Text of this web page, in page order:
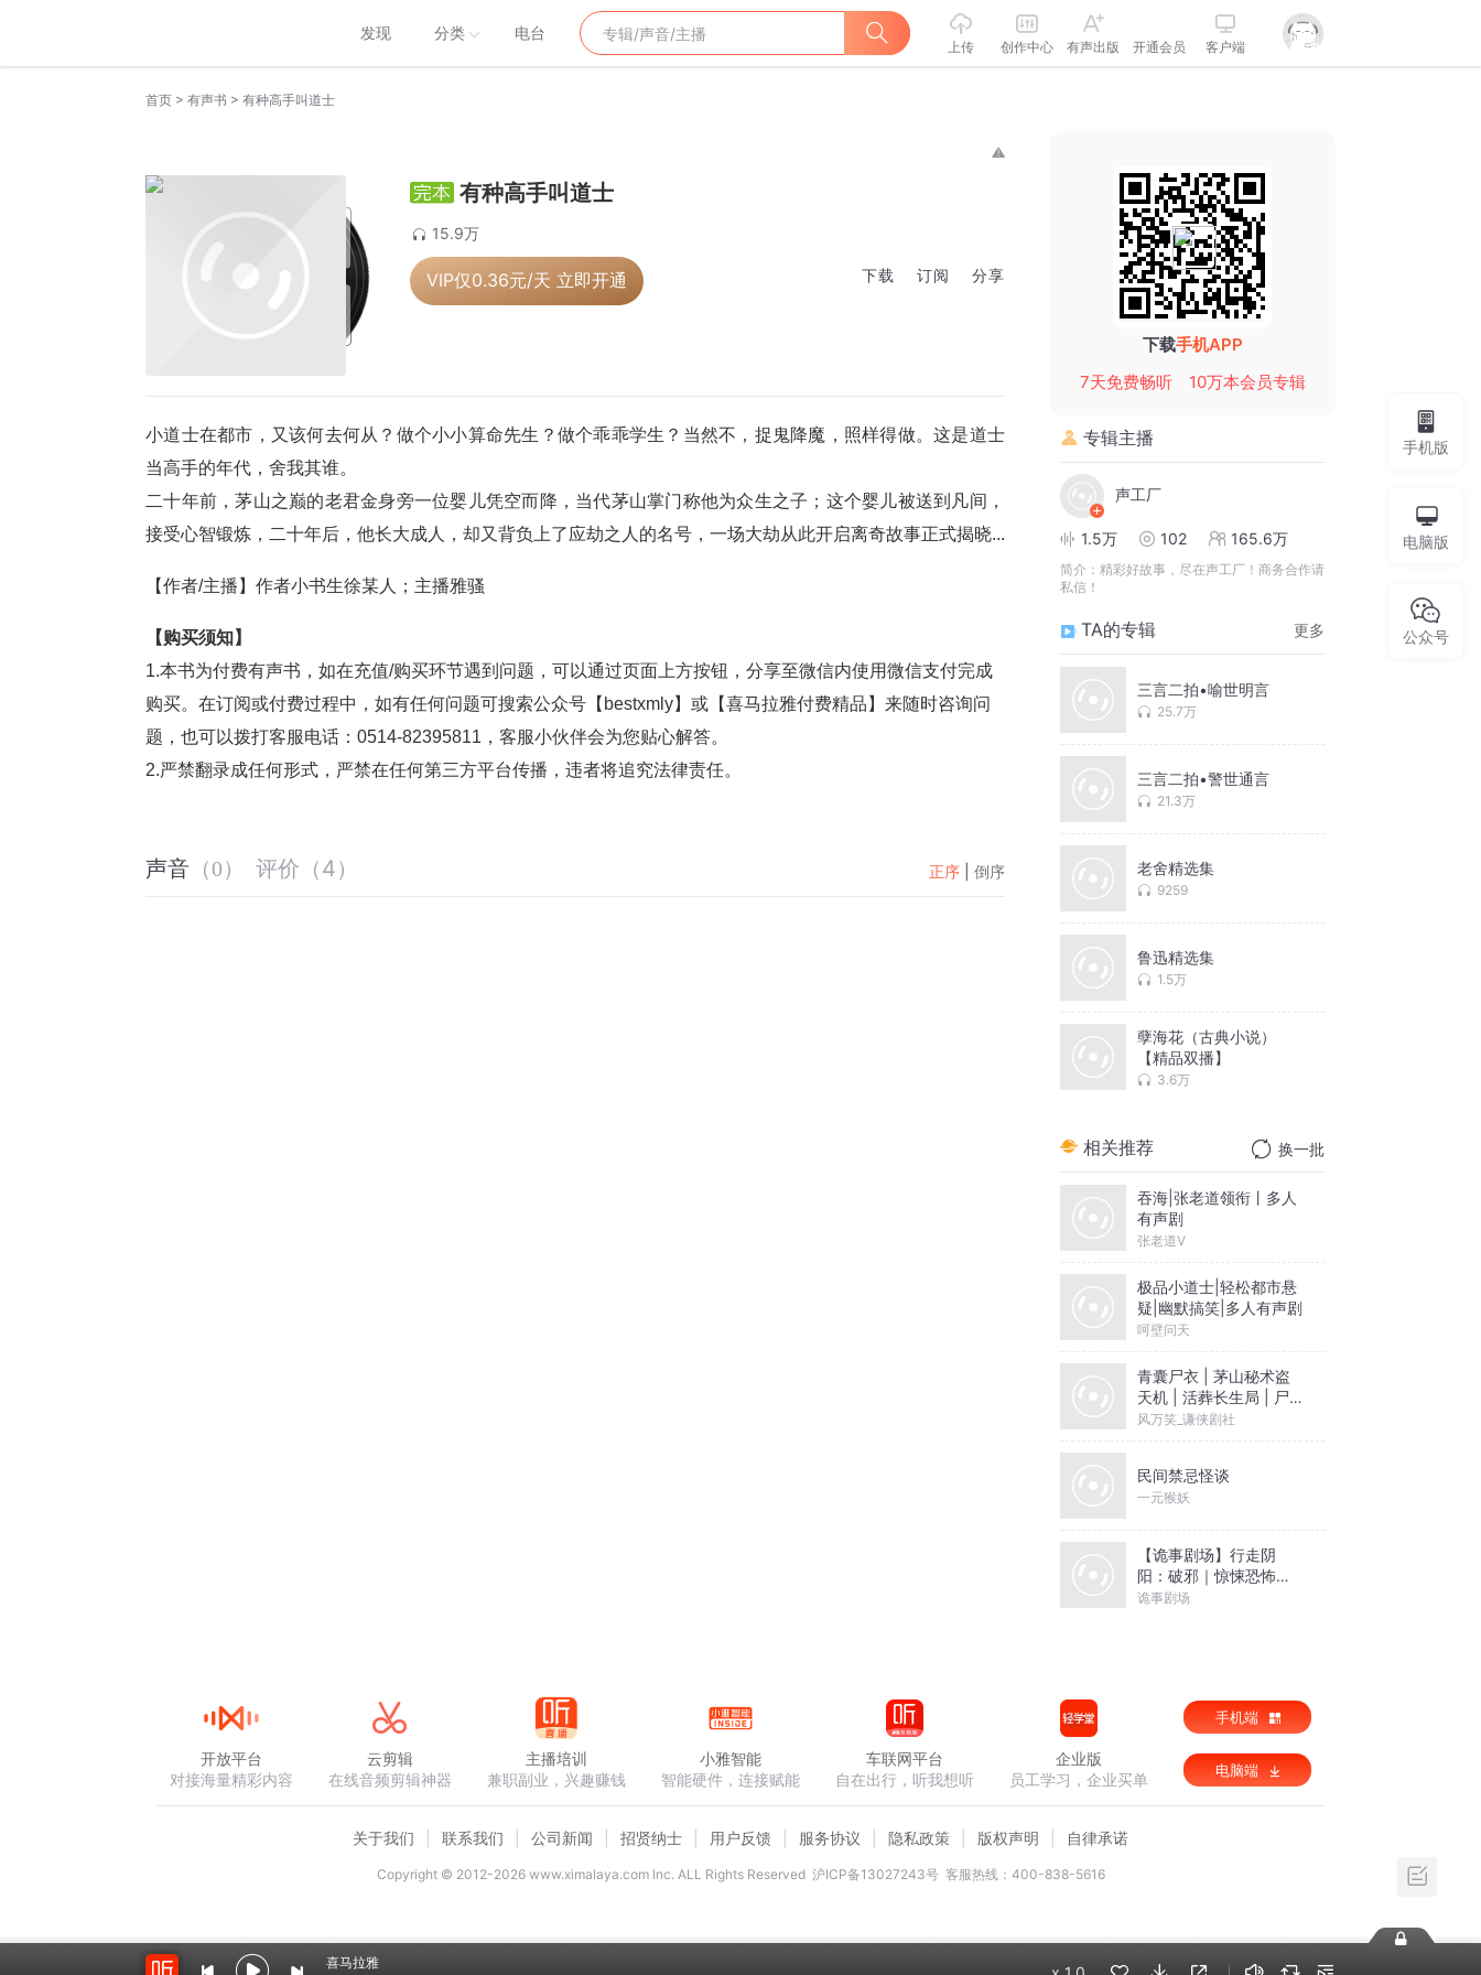
发现 分类 电台
上传 创作中心 有声出版 开通会员 客户端
首页 > 有声书 > 有种高手叫道士
有种高手叫道士
15.9万
VIP仅0.36元/天 立即开通 下载 订阅 分享
小道士在都市，又该何去何从？做个小小算命先生？做个乖乖学生？当然不，捉鬼降魔，照样得做。这是道士
当高手的年代，舍我其谁。
二十年前，茅山之巅的老君金身旁一位婴儿凭空而降，当代茅山掌门称他为众生之子；这个婴儿被送到凡间，
接受心智锻炼，二十年后，他长大成人，却又背负上了应劫之人的名号，一场大劫从此开启离奇故事正式揭晓...
【作者/主播】作者小书生徐某人；主播雅骚
【购买须知】
1.本书为付费有声书，如在充值/购买环节遇到问题，可以通过页面上方按钮，分享至微信内使用微信支付完成
购买。在订阅或付费过程中，如有任何问题可搜索公众号【 bestxmly】或【喜马拉雅付费精品】来随时咨询问
题，也可以拨打客服电话： 0514-82395811 ，客服小伙伴会为您贴心解答。
2.严禁翻录成任何形式，严禁在任何第三方平台传播，违者将追究法律责任。
声音 （0） 评价 （4） 正序 倒序
下载手机APP
7天免费畅听
10万本会员专辑
专辑主播
声工厂
1.5万 102 165.6万
简介： 精彩好故事，尽在声工厂！商务合作请
私信！
TA的专辑 更多
三言二拍•喻世明言
25.7万
三言二拍•警世通言
21.3万
老舍精选集
9259
鲁迅精选集
1.5万
孽海花（古典小说）
【精品双播】
3.6万
相关推荐 换一批
吞海|张老道领衔丨多人
有声剧
张老道V
极品小道士|轻松都市悬
疑|幽默搞笑|多人有声剧
呵壁问天
青囊尸衣 | 茅山秘术盗
天机 | 活葬长生局 | 尸
衣自传
风万笑_谦侠剧社
民间禁忌怪谈
一元猴妖
【诡事剧场】行走阴
阳：破邪｜惊悚恐怖｜
阿七著精品多人剧
诡事剧场
手机版
电脑版
公众号
喜马拉雅
开放平台
对接海量精彩内容
云剪辑
在线音频剪辑神器
主播培训
兼职副业，兴趣赚钱
小雅智能
智能硬件，连接赋能
车联网平台
自在出行，听我想听
企业版
员工学习，企业买单
手机端
电脑端
关于我们 联系我们 公司新闻 招贤纳士 用户反馈 服务协议 隐私政策 版权声明 自律承诺
Copyright © 2012-2026www.ximalaya.com lnc. ALL Rights Reserved 沪ICP备13027243号 客服热线：400-838-5616